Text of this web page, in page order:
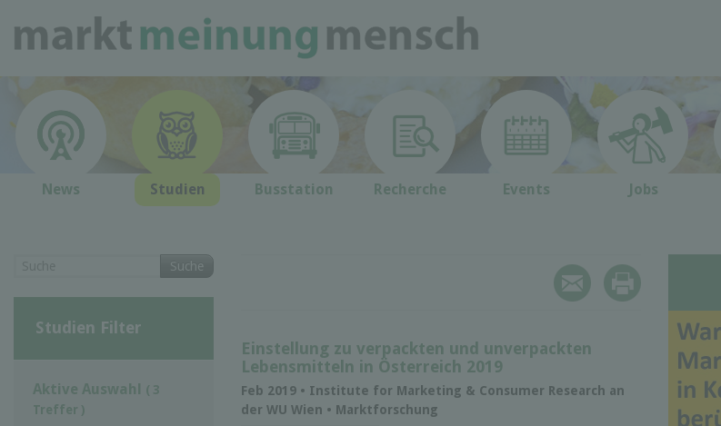
News Studien Busstation Recherche Events Jobs
Einstellung zu verpackten und unverpackten
Lebensmitteln in Österreich 2019
Feb 2019 • Institute for Marketing & Consumer Research an
der WU Wien • Marktforschung
Suche
Studien Filter
Aktive Auswahl ( 3
Treffer )